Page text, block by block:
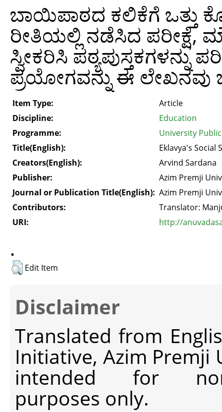
ಬಾಯಿಪಾಠದ ಕಲಿಕೆಗೆ ಒತ್ತು
ರೀತಿಯಲ್ಲಿ ನಡೆಸಿದ ಪರೀಕ್ಷೆ,
ಸ್ವೀಕರಿಸಿ
ಪ್ರಯೋಗವನ್ನು ಈ ಲೇಖನವು
Item Type:
Article
Discipline:
Education
Programme:
University
Title(English):
Eklavya's Social
Creators(English):
Arvind Sardana
Publisher:
Azim Premji
Journal or Publication Title(English): Azim Premji
Contributors:
Translator:
URI:
http://
.
Edit Item
Disclaimer
Translated from
Initiative, Azim Premji
intended for non-
purposes only.